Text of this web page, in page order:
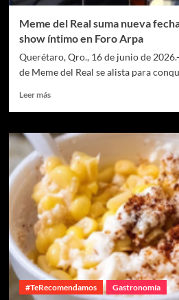
Meme del Real suma nueva
show íntimo en Foro Arpa
Querétaro, Qro., 16 de junio de
de Meme del Real se alista para
Leer más
#TeRecomendamos Gastronomía